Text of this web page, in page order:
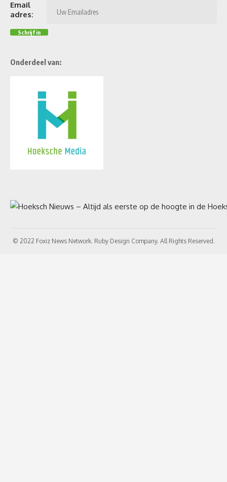
Email
adres:
Onderdeel van:
© 2022 Foxiz News Network. Ruby Design Company. All Rights Reserved.